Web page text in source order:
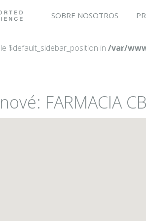
SOBRE NOSOTROS
$default_sidebar_position in /var/
FARMACIA